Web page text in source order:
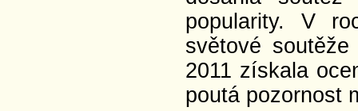
popularity. V
světové
2011 získala
poutá pozornost